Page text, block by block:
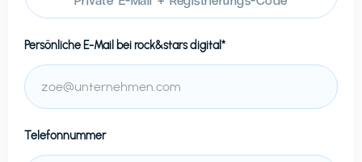
Persönliche E-Mail beirock&stars digital*
Telefonnummer